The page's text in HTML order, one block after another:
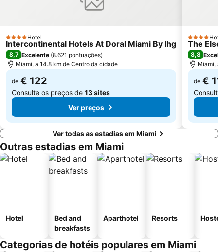
Miami City Hall
Venetian Pool
University of Miami
The Fort Lauderdale Ghost Tours
4 Estrelas
Hotel
Intercontinental Hotels At Doral Miami By Ihg
8,7 Excelente (8.621 pontuações)
Miami, a 14.8 km de Centro da cidade
de € 122
Consulte os preços de 13 sites
Ver preços
4 Estrelas
The
8,8
Miami,
de €
Ver todas as estadias em Miami
Outras estadias em Miami
Hotel
Bed and
breakfasts
Aparthotel Resorts
Categorias de hotéis populares em Miami